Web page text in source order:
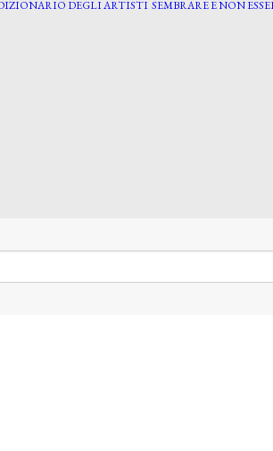
DEGLI ARTISTI SEMBRARE E NON